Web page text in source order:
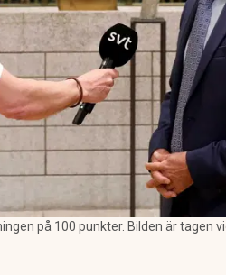
på 100 punkter. Bilden är tagen